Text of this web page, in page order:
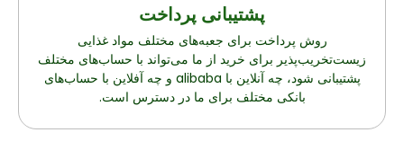
پشتیبانی پرداخت
روش پرداخت برای جعبه‌های مختلف مواد غذایی
زیست‌تخریب‌پذیر برای خرید از ما می‌تواند با حساب‌های مختلف
پشتیبانی شود، چه آنلاین با alibaba و چه آفلاین با حساب‌های
بانکی مختلف برای ما در دسترس است.